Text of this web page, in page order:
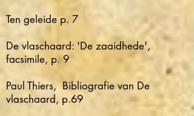
Ten geleide p. 7
De vlaschaard: 'De zaaidhede',
facsimile, p. 9
Paul Thiers, Bibliografie van De
vlaschaard, p.69